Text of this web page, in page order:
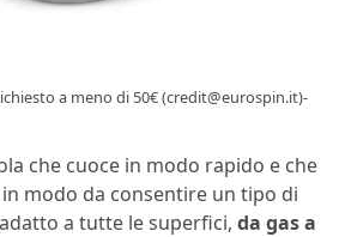
a meno di 50€ (credit@eurospin.it)-
che cuoce in modo rapido e che
modo da consentire un tipo di
a tutte le superfici, da gas a